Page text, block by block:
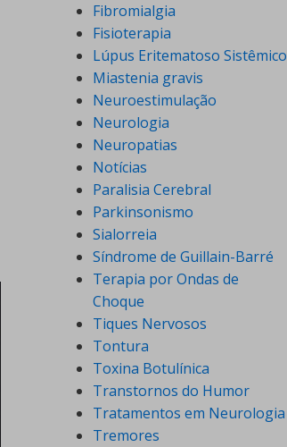
Fibromialgia
Fisioterapia
Lúpus Eritematoso Sistêmico
Miastenia gravis
Neuroestimulação
Neurologia
Neuropatias
Notícias
Paralisia Cerebral
Parkinsonismo
Sialorreia
Síndrome de Guillain-Barré
Terapia por Ondas de
Choque
Tiques Nervosos
Tontura
Toxina Botulínica
Transtornos do Humor
Tratamentos em Neurologia
Tremores